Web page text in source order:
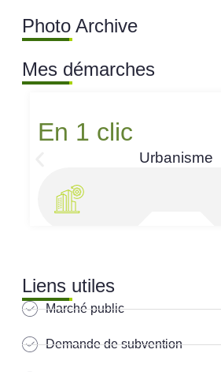
Photo Archive
Mes démarches
En 1 clic
Urbanisme
Liens utiles
Marché public
Demande de subvention